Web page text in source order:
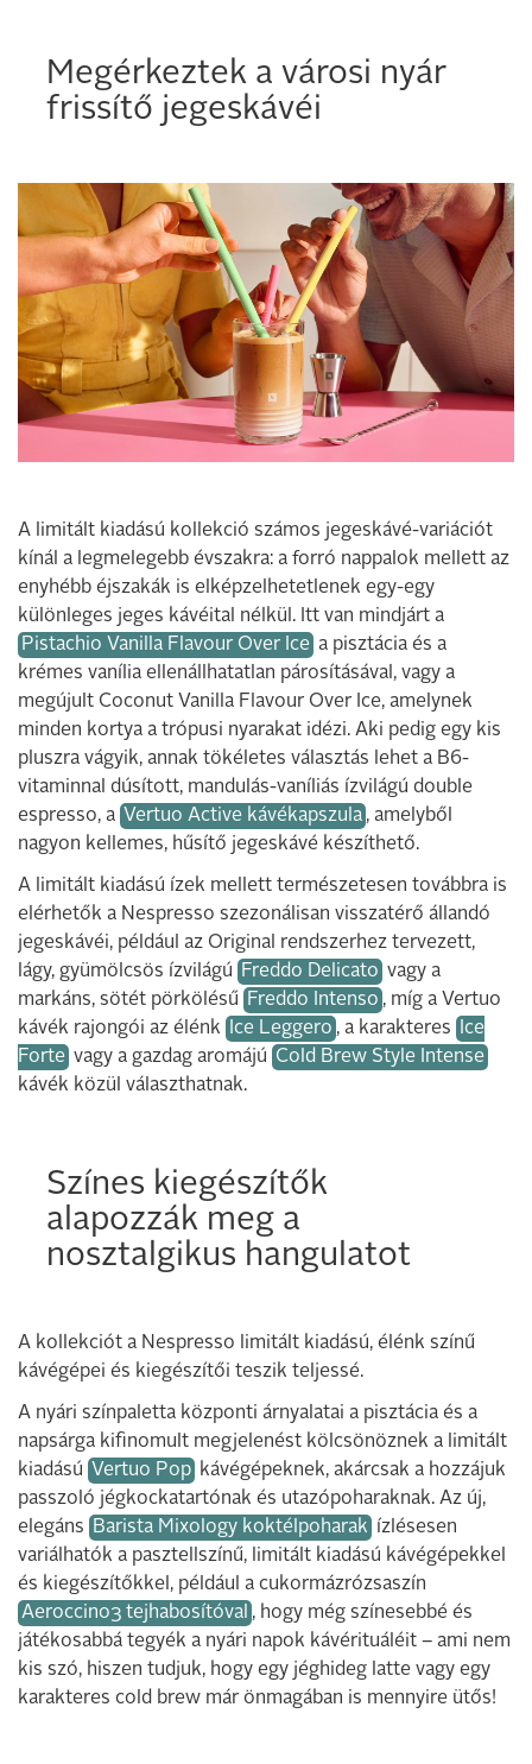
Megérkeztek a városi nyár
frissítő jegeskávéi
A limitált kiadású kollekció számos jegeskávé-variációt
kínál a legmelegebb évszakra: a forró nappalok mellett az
enyhébb éjszakák is elképzelhetetlenek egy-egy
különleges jeges kávéital nélkül. Itt van mindjárt a
Pistachio Vanilla Flavour Over Ice a pisztácia és a
krémes vanília ellenállhatatlan párosításával, vagy a
megújult Coconut Vanilla Flavour Over Ice, amelynek
minden kortya a trópusi nyarakat idézi. Aki pedig egy kis
pluszra vágyik, annak tökéletes választás lehet a B6-
vitaminnal dúsított, mandulás-vaníliás ízvilágú double
espresso, a Vertuo Active kávékapszula , amelyből
nagyon kellemes, hűsítő jegeskávé készíthető.
A limitált kiadású ízek mellett természetesen továbbra is
elérhetők a Nespresso szezonálisan visszatérő állandó
jegeskávéi, például az Original rendszerhez tervezett,
lágy, gyümölcsös ízvilágú
Freddo Delicato vagy a
markáns, sötét pörkölésű
Freddo Intenso , míg a Vertuo
kávék rajongói az élénk
Ice Leggero , a karakteres
Ice
Forte vagy a gazdag aromájú Cold Brew Style Intense
kávék közül választhatnak.
Színes kiegészítők
alapozzák meg a
nosztalgikus hangulatot
A kollekciót a Nespresso limitált kiadású, élénk színű
kávégépei és kiegészítői teszik teljessé.
A nyári színpaletta központi árnyalatai a pisztácia és a
napsárga kifinomult megjelenést kölcsönöznek a limitált
kiadású Vertuo Pop kávégépeknek, akárcsak a hozzájuk
passzoló jégkockatartónak és utazópoharaknak. Az új,
elegáns
Barista Mixology koktélpoharak ízlésesen
variálhatók a pasztellszínű, limitált kiadású kávégépekkel
és kiegészítőkkel, például a cukormázrózsaszín
Aeroccino3 tejhabosítóval , hogy még színesebbé és
játékosabbá tegyék a nyári napok kávérituáléit – ami nem
kis szó, hiszen tudjuk, hogy egy jéghideg latte vagy egy
karakteres cold brew már önmagában is mennyire ütős!